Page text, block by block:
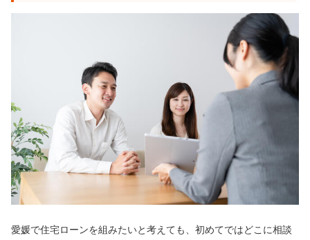
愛媛で住宅ローンを組みたいと考えても、初めてではどこに相談